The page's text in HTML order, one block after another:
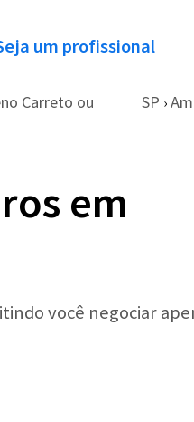
um profissional
Carreto ou
SP ›
em
você negociar